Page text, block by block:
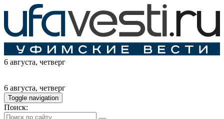
6 августа, четверг
6 августа, четверг
Toggle navigation
Поиск: